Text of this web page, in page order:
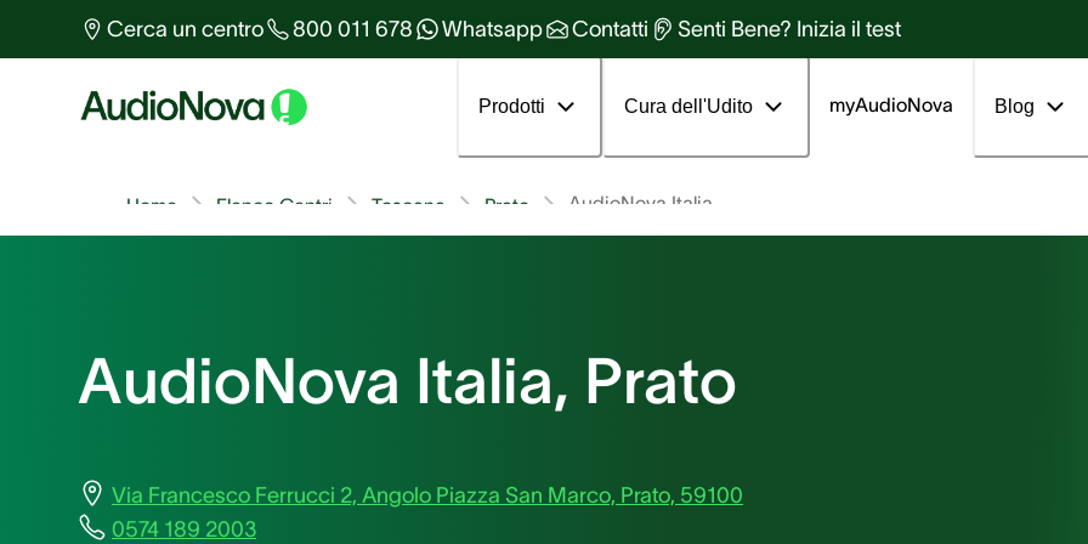
Cerca un centro 800 011 678 Whatsapp Contatti Senti Bene? Inizia il test
Prodotti Cura dell'Udito myAudioNova Blog
AudioNova Italia
Prato
Toscana
Elenco Centri
Home
AudioNova Italia, Prato
Via Francesco Ferrucci 2, Angolo Piazza San Marco, Prato, 59100
0574 189 2003